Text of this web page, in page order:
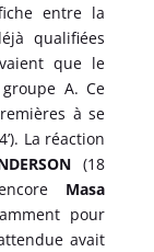
entre la
qualifiées
que le
A. Ce
à se
La réaction
(18
Masa
pour
avait